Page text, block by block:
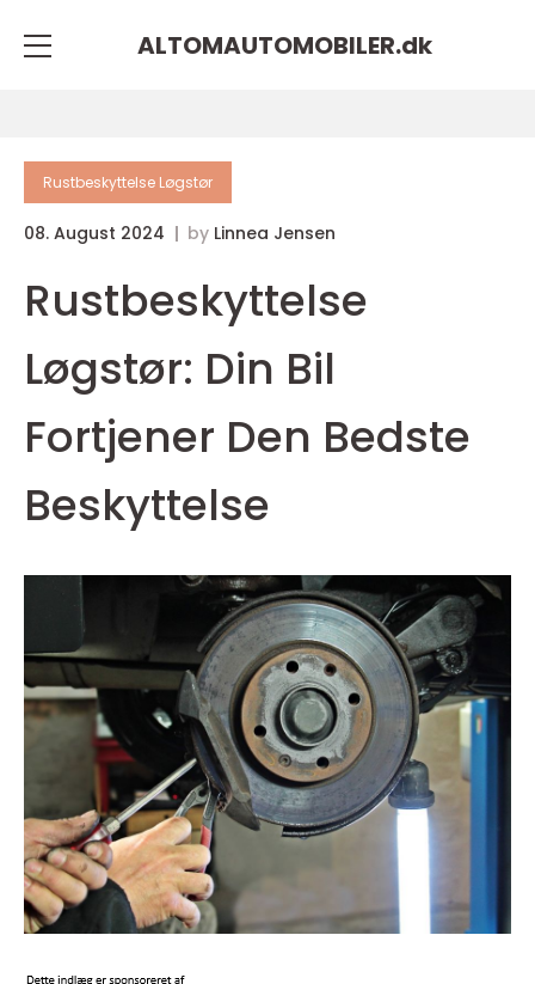
ALTOMAUTOMOBILER.dk
Rustbeskyttelse Løgstør
08. August 2024 by Linnea Jensen
Rustbeskyttelse
Løgstør: Din Bil
Fortjener Den Bedste
Beskyttelse